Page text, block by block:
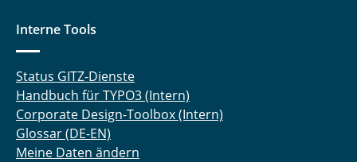
Interne Tools
Status GITZ-Dienste
Handbuch für TYPO3 (Intern)
Corporate Design-Toolbox (Intern)
Glossar (DE-EN)
Meine Daten ändern